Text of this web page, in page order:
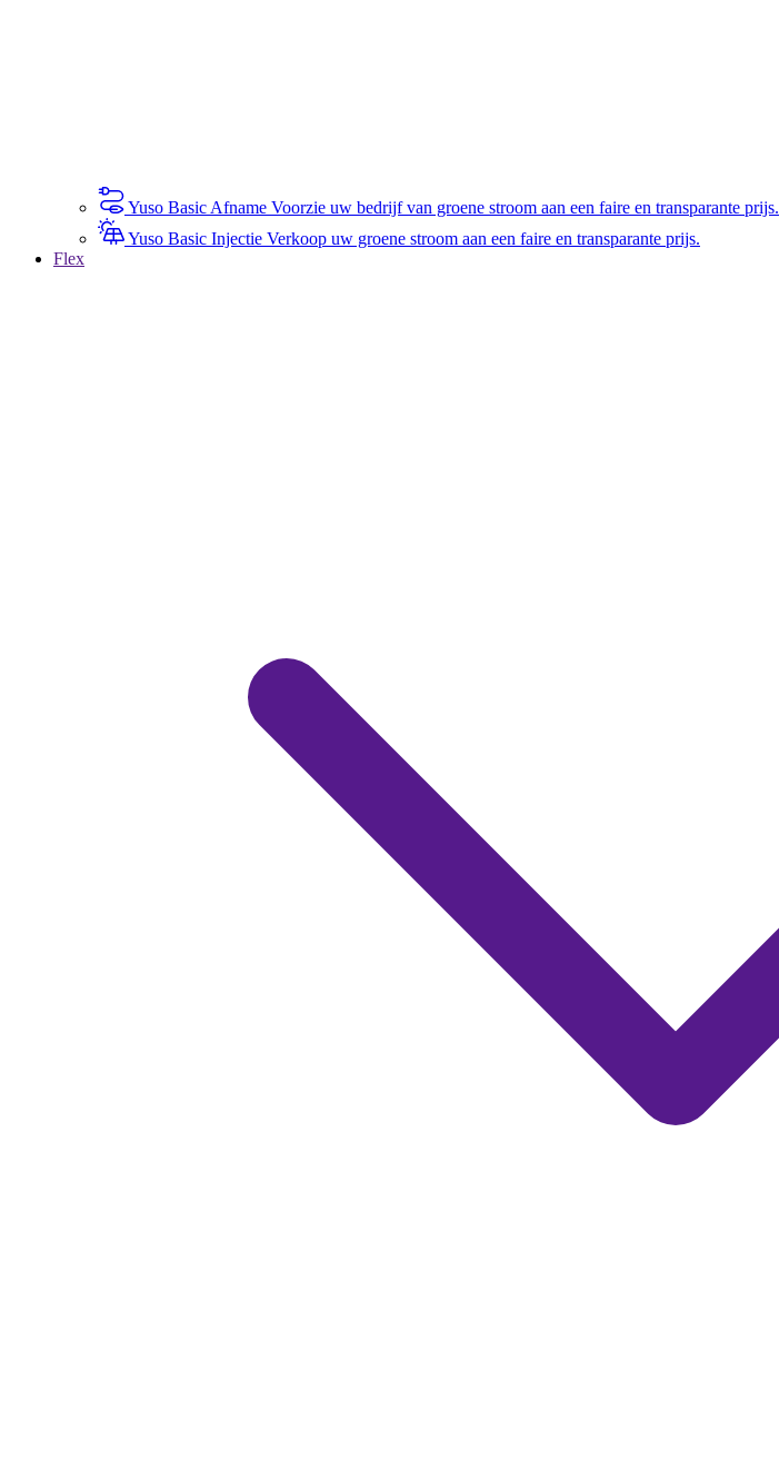
Yuso Basic Afname Voorzie uw bedrijf van groene stroom aan een faire en transparante prijs.
Yuso Basic Injectie Verkoop uw groene stroom aan een faire en transparante prijs.
Flex